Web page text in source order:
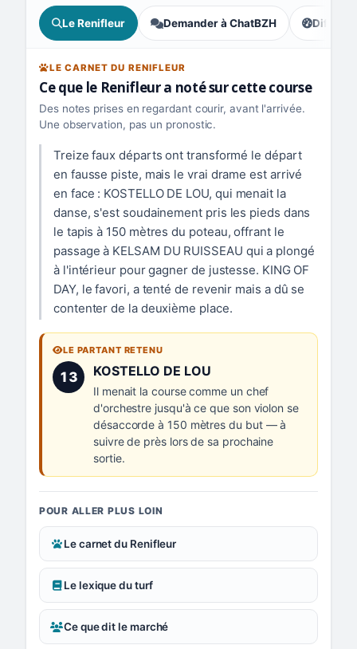
Le Renifleur Demander à ChatBZH ,
LE CARNET DU RENIFLEUR
Ce que le Renifleur a noté sur cette course
Des notes prises en regardant courir, avant l'arrivée.
Une observation, pas un pronostic.
Treize faux départs ont transformé le départ
en fausse piste, mais le vrai drame est arrivé
en face : KOSTELLO DE LOU, qui menait la
danse, s'est soudainement pris les pieds dans
le tapis à 150 mètres du poteau, offrant le
passage à KELSAM DU RUISSEAU qui a plongé
à l'intérieur pour gagner de justesse. KING OF
DAY, le favori, a tenté de revenir mais a dû se
contenter de la deuxième place.
LE PARTANT RETENU
13 Numéro 13 :
KOSTELLO DE LOU
Il menait la course comme un chef
d'orchestre jusqu'à ce que son violon se
désaccorde à 150 mètres du but — à
suivre de près lors de sa prochaine
sortie.
POUR ALLER PLUS LOIN
Le carnet du Renifleur
Le lexique du turf
Ce que dit le marché